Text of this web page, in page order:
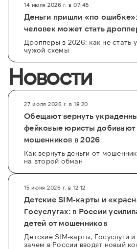
14 июля 2026 г. в 07:45
Деньги пришли «по
человек может стать
Дропперы в 2026: как не стать
чужой схемы
Новости
27 июля 2026 г. в 18:20
Обещают вернуть
фейковые юристы добивают
мошенников в 2026
Как вернуть деньги от
на второй обман
15 июня 2026 г. в 12:12
Детские SIM-карты и
Госуслугах: в России
детей от мошенников
Детские SIM-карты, Госуслуги
зачем в России вводят новый